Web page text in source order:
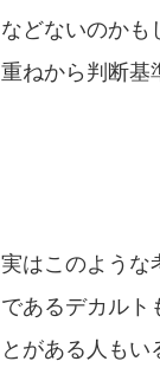
などないのかも
重ねから判断基
実はこのような
であるデカルト
とがある人もい